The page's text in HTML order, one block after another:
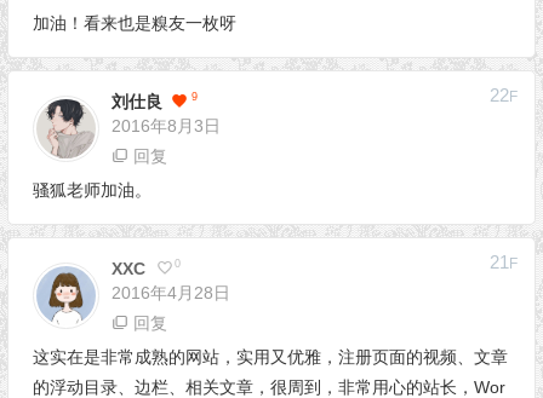
加油！看来也是糗友一枚呀
刘仕良 9
2016年8月3日
22F
回复
骚狐老师加油。
XXC 0
2016年4月28日
21 F
回复
这实在是非常成熟的网站，实用又优雅，注册页面的视频、文章
的浮动目录、边栏、相关文章，很周到，非常用心的站长，Wor